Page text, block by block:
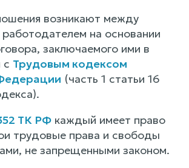
возникают между
на основании
заключаемого ими в
с Трудовым кодексом
(часть 1 статьи 16
ТК РФ каждый имеет право
трудовые права и свободы
не запрещенными законом.